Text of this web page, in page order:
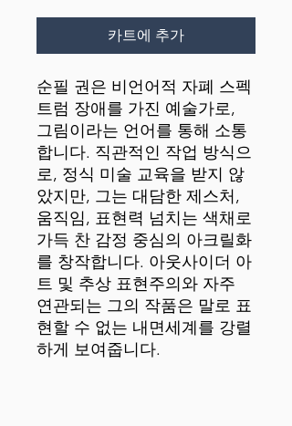
카트에 추가
순필 권은 비언어적 자폐 스펙
트럼 장애를 가진 예술가로,
그림이라는 언어를 통해 소통
합니다. 직관적인 작업 방식으
로, 정식 미술 교육을 받지 않
았지만, 그는 대담한 제스처,
움직임, 표현력 넘치는 색채로
가득 찬 감정 중심의 아크릴화
를 창작합니다. 아웃사이더 아
트 및 추상 표현주의와 자주
연관되는 그의 작품은 말로 표
현할 수 없는 내면세계를 강렬